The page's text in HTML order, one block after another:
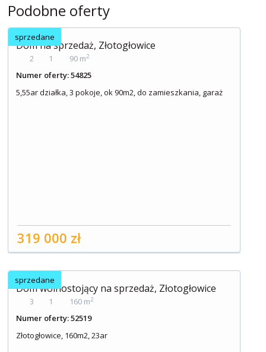
Podobne oferty
sprzedane
Dom na sprzedaż, Złotogłowice
2 1 90 m2
Numer oferty: 54825
5,55ar działka, 3 pokoje, ok 90m2, do zamieszkania, garaż
319 000 zł
sprzedane
Dom wolnostojący na sprzedaż, Złotogłowice
3 1 160 m2
Numer oferty: 52519
Złotogłowice, 160m2, 23ar